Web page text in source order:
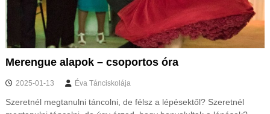
Merengue alapok – csoportos óra
2025-01-13 Éva Tánciskolája
Szeretnél megtanulni táncolni, de félsz a lépésektől? Szeretnél